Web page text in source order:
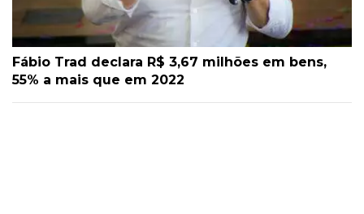
Fábio Trad declara R$ 3,67 milhões em bens,
55% a mais que em 2022